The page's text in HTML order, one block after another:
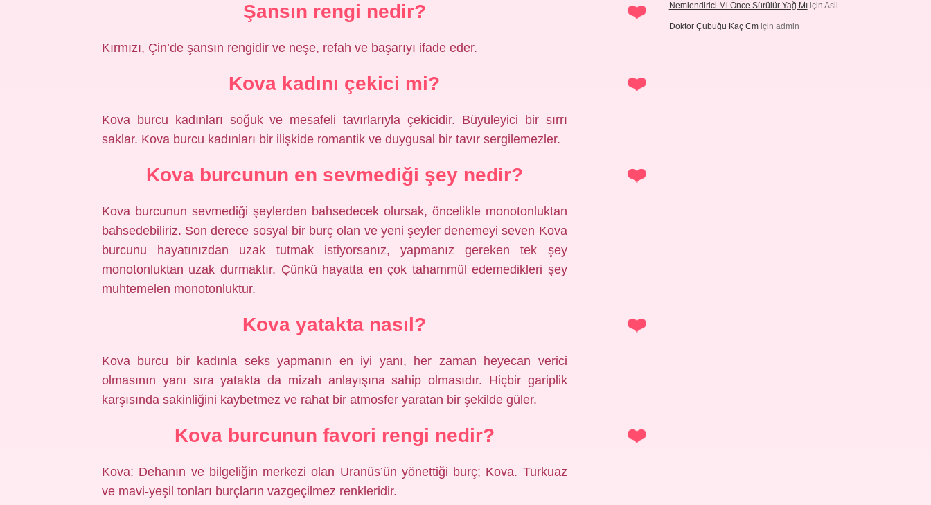
Şansın rengi nedir?
Kırmızı, Çin’de şansın rengidir ve neşe, refah ve başarıyı ifade eder.
Kova kadını çekici mi?
Kova burcu kadınları soğuk ve mesafeli tavırlarıyla çekicidir. Büyüleyici bir sırrı
saklar. Kova burcu kadınları bir ilişkide romantik ve duygusal bir tavır sergilemezler.
Kova burcunun en sevmediği şey nedir?
Kova burcunun sevmediği şeylerden bahsedecek olursak, öncelikle monotonluktan
bahsedebiliriz. Son derece sosyal bir burç olan ve yeni şeyler denemeyi seven Kova
burcunu hayatınızdan uzak tutmak istiyorsanız, yapmanız gereken tek şey
monotonluktan uzak durmaktır. Çünkü hayatta en çok tahammül edemedikleri şey
muhtemelen monotonluktur.
Kova yatakta nasıl?
Kova burcu bir kadınla seks yapmanın en iyi yanı, her zaman heyecan verici
olmasının yanı sıra yatakta da mizah anlayışına sahip olmasıdır. Hiçbir gariplik
karşısında sakinliğini kaybetmez ve rahat bir atmosfer yaratan bir şekilde güler.
Kova burcunun favori rengi nedir?
Kova: Dehanın ve bilgeliğin merkezi olan Uranüs’ün yönettiği burç; Kova. Turkuaz
ve mavi-yeşil tonları burçların vazgeçilmez renkleridir.
Nemlendirici Mi Önce Sürülür Yağ Mıiçin Asil
Doktor Çubuğu Kaç Cmiçin admin